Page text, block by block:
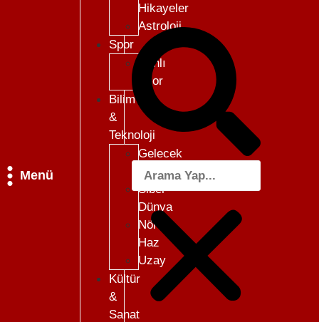
Menü
Hikayeler
Astroloji
Spor
Canlı
Skor
Bilim
&
Teknoloji
Gelecek
101
Siber
Dünya
Nöro-
Haz
Uzay
Kültür
&
Sanat